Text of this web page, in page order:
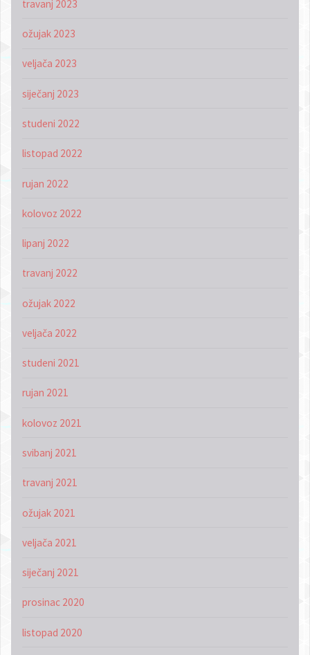
travanj 2023
ožujak 2023
veljača 2023
siječanj 2023
studeni 2022
listopad 2022
rujan 2022
kolovoz 2022
lipanj 2022
travanj 2022
ožujak 2022
veljača 2022
studeni 2021
rujan 2021
kolovoz 2021
svibanj 2021
travanj 2021
ožujak 2021
veljača 2021
siječanj 2021
prosinac 2020
listopad 2020